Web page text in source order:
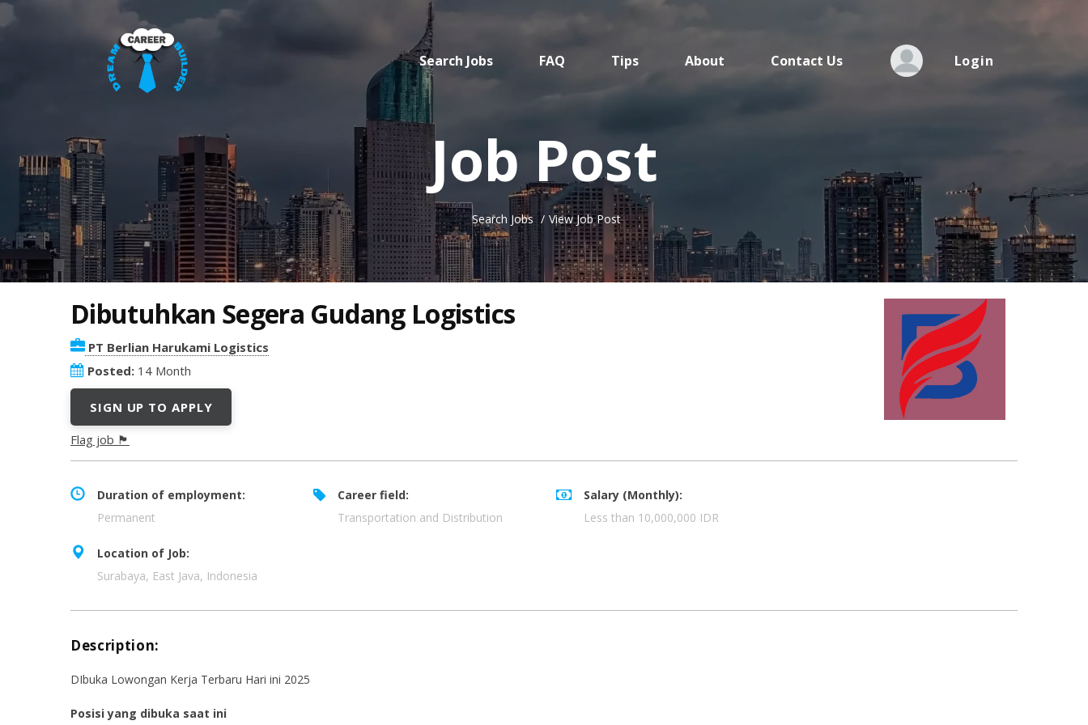
Job Post
Search Jobs View Job Post
Search Jobs FAQ Tips About Contact Us Login
Dibutuhkan Segera Gudang Logistics
PT Berlian Harukami Logistics
Posted: 14 Month
SIGN UP TO APPLY
Flag job 🏴
Duration of employment:
Permanent
Career field:
Transportation and Distribution
Salary (Monthly):
Less than 10,000,000 IDR
Location of Job:
Surabaya, East Java, Indonesia
Description:
DIbuka Lowongan Kerja Terbaru Hari ini 2025
Posisi yang dibuka saat ini